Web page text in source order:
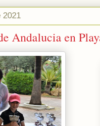
2021
Andalucia en